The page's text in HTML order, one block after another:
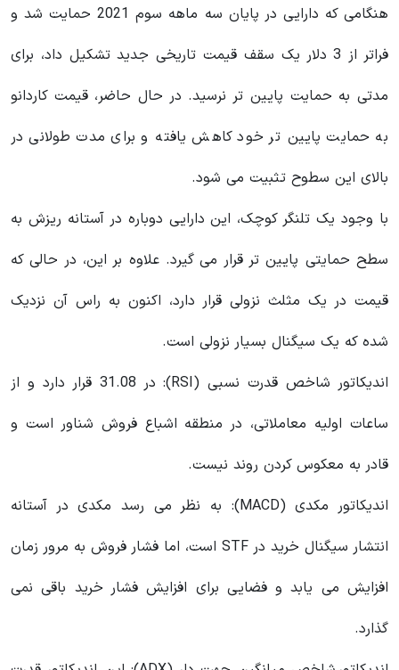
هنگامی که دارایی در پایان سه ماهه سوم 2021 حمایت شد و
فراتر از 3 دلار یک سقف قیمت تاریخی جدید تشکیل داد، برای
مدتی به حمایت پایین‌ تر نرسید. در حال حاضر، قیمت کاردانو
به حمایت پایین‌ تر خود کاهش یافته و برای مدت طولانی در
بالای این سطوح تثبیت می‌ شود.
با وجود یک تلنگر کوچک، این دارایی دوباره در آستانه ریزش به
سطح حمایتی پایین‌ تر قرار می گیرد. علاوه بر این، در حالی که
قیمت در یک مثلث نزولی قرار دارد، اکنون به راس آن نزدیک
شده که یک سیگنال بسیار نزولی است.
اندیکاتور شاخص قدرت نسبی (RSI): در 31.08 قرار دارد و از
ساعات اولیه معاملاتی، در منطقه اشباع فروش شناور است و
قادر به معکوس کردن روند نیست.
اندیکاتور مکدی (MACD): به نظر می رسد مکدی در آستانه
انتشار سیگنال خرید در STF است، اما فشار فروش به مرور زمان
افزایش می یابد و فضایی برای افزایش فشار خرید باقی نمی
گذارد.